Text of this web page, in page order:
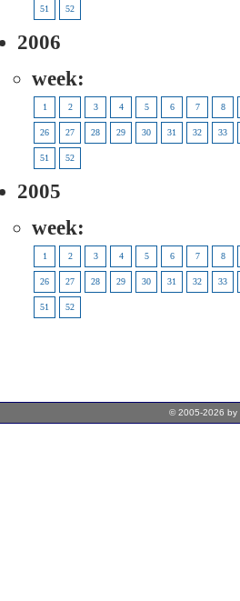
51 52
2006
week:
1 2 3 4 5 6 7 8
26 27 28 29 30 31 32 33
51 52
2005
week:
1 2 3 4 5 6 7 8
26 27 28 29 30 31 32 33
51 52
© 2005-2026 by